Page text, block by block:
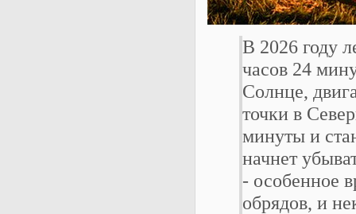
В 2026 году
часов 24
Солнце,
точки в
минуты и
начнет
- особенное
обрядов, и